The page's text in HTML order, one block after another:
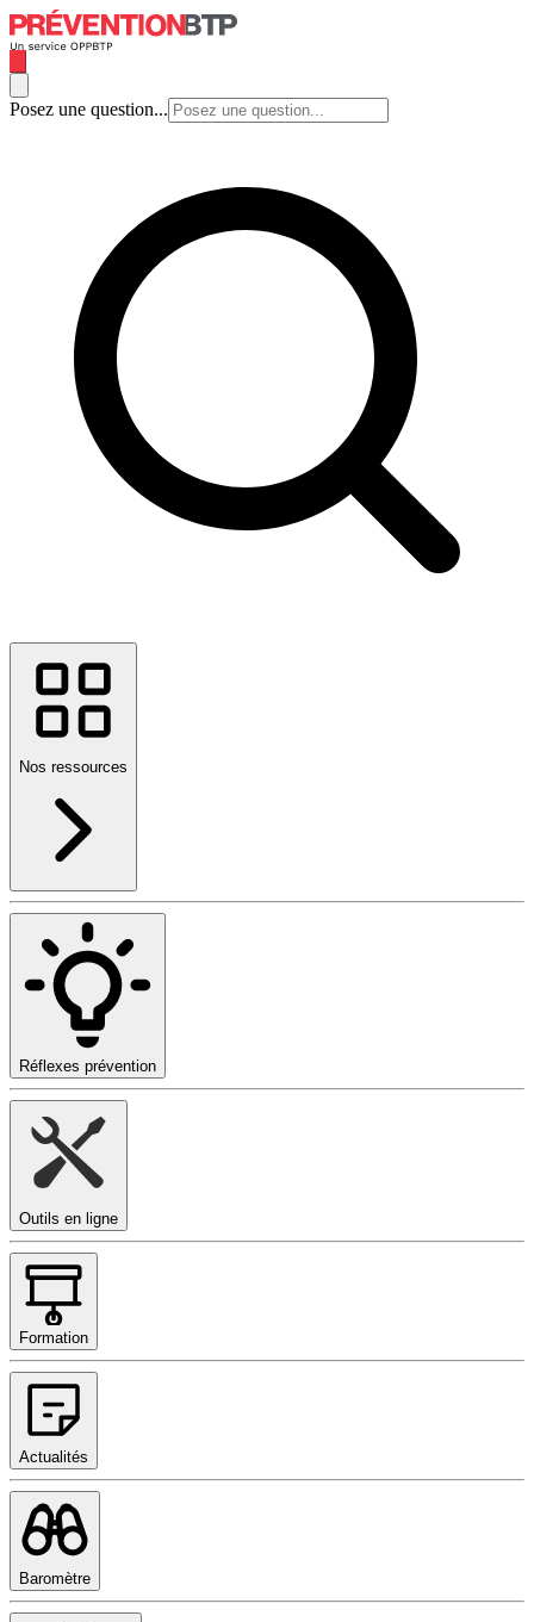
Posez une question...
Nos ressources
Réflexes prévention
Outils en ligne
Formation
Actualités
Baromètre